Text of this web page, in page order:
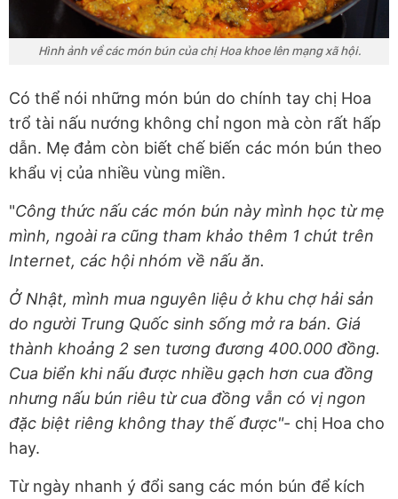
Hình ảnh về các món bún của chị Hoa khoe lên mạng xã hội.
Có thể nói những món bún do chính tay chị Hoa
trổ tài nấu nướng không chỉ ngon mà còn rất hấp
dẫn. Mẹ đảm còn biết chế biến các món bún theo
khẩu vị của nhiều vùng miền.
"Công thức nấu các món bún này mình học từ mẹ
mình, ngoài ra cũng tham khảo thêm 1 chút trên
Internet, các hội nhóm về nấu ăn.
Ở Nhật, mình mua nguyên liệu ở khu chợ hải sản
do người Trung Quốc sinh sống mở ra bán. Giá
thành khoảng 2 sen tương đương 400.000 đồng.
Cua biển khi nấu được nhiều gạch hơn cua đồng
nhưng nấu bún riêu từ cua đồng vẫn có vị ngon
đặc biệt riêng không thay thế được"- chị Hoa cho
hay.
Từ ngày nhanh ý đổi sang các món bún để kích